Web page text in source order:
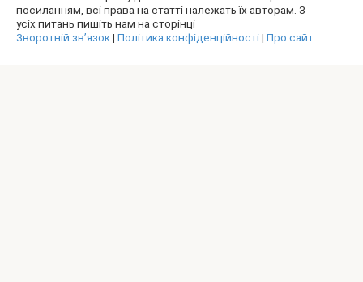
посиланням, всі права на статті належать їх авторам. З
усіх питань пишіть нам на сторінці
Зворотній зв’язок| Політика конфіденційності| Про сайт